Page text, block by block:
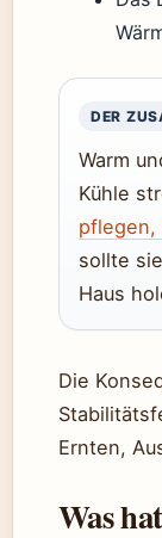
DER
Warm
Kühle
pflegen,
sollte
Haus
Die
Ernten,
Was